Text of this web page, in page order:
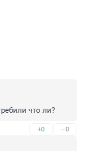
что ли?
+0 –0